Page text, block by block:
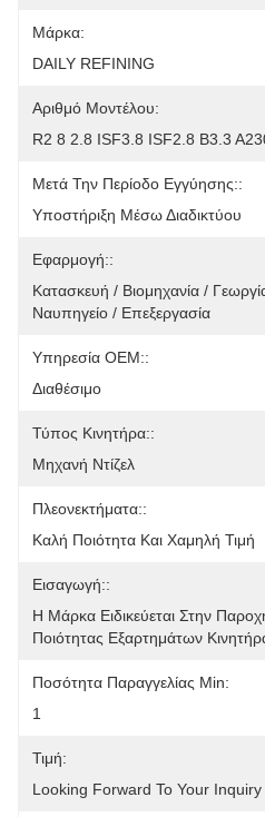
Μάρκα:
DAILY REFINING
Αριθμό Μοντέλου:
R2 8 2.8 ISF3.8 ISF2.8 Β3.3
Μετά Την Περίοδο Εγγύησης::
Υποστήριξη Μέσω Διαδικτύου
Εφαρμογή::
Κατασκευή / Βιομηχανία /
Ναυπηγείο / Επεξεργασία
Υπηρεσία OEM::
Διαθέσιμο
Τύπος Κινητήρα::
Μηχανή Ντίζελ
Πλεονεκτήματα::
Καλή Ποιότητα Και Χαμηλή Τιμή
Εισαγωγή::
Η Μάρκα Ειδικεύεται Στην
Ποιότητας Εξαρτημάτων
Ποσότητα Παραγγελίας Min:
1
Τιμή:
Looking Forward To Your Inquiry